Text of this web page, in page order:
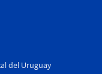
del Uruguay